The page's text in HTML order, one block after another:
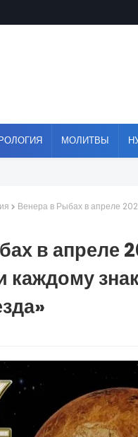
МОЛИТВЫ
Венера в Рыбах в апреле
в апреле
каждому